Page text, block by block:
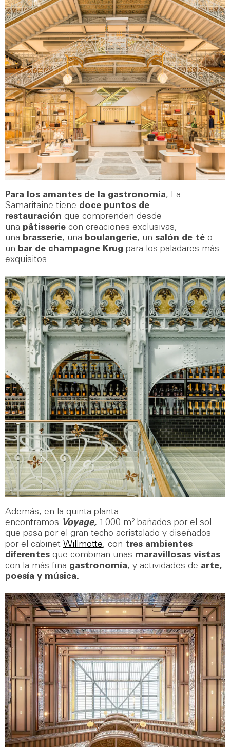
Para los amantes de la gastronomía, La
Samaritaine tiene doce puntos de
restauración que comprenden desde
una pâtisserie con creaciones exclusivas,
una brasserie, una boulangerie, un salón de té o
un bar de champagne Krug para los paladares más
exquisitos.
Además, en la quinta planta
encontramos Voyage, 1.000 m² bañados por el sol
que pasa por el gran techo acristalado y diseñados
por el cabinet Willmotte, con tres ambientes
diferentes que combinan unas maravillosas vistas
con la más fina gastronomía, y actividades de arte,
poesía y música.